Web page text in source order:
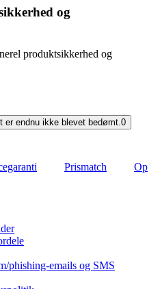
og
produktsikkerhed og
er endnu ikke blevet bedømt.0
Prismatch
Op
phishing-emails og SMS